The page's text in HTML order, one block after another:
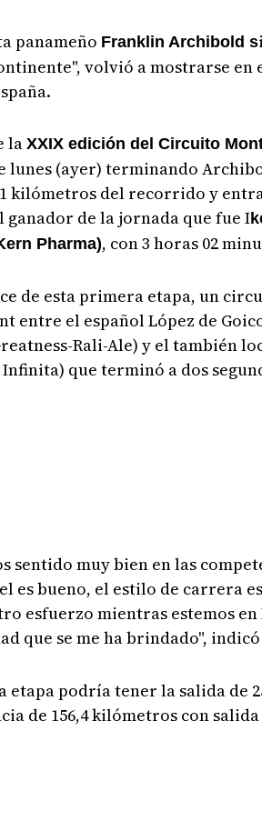
panameño Franklin Archibold s
volvió a mostrarse en
la XXIX edición del Circuito
lunes (ayer) terminando
kilómetros del recorrido y
ganador de la jornada que fue I
Pharma), con 3 horas 02
de esta primera etapa, un
entre el español López de
Rali-Ale) y el también
que terminó a dos
sentido muy bien en las
es bueno, el estilo de carrera
esfuerzo mientras estemos
que se me ha brindado", indicó
etapa podría tener la salida de
de 156,4 kilómetros con